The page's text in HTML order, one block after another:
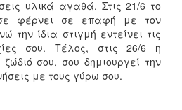
υλικά αγαθά. Στις 21/6 το
σε φέρνει σε επαφή με τον
την ίδια στιγμή εντείνει τις
σου. Τέλος, στις 26/6 η
σου, σου δημιουργεί την
με τους γύρω σου.